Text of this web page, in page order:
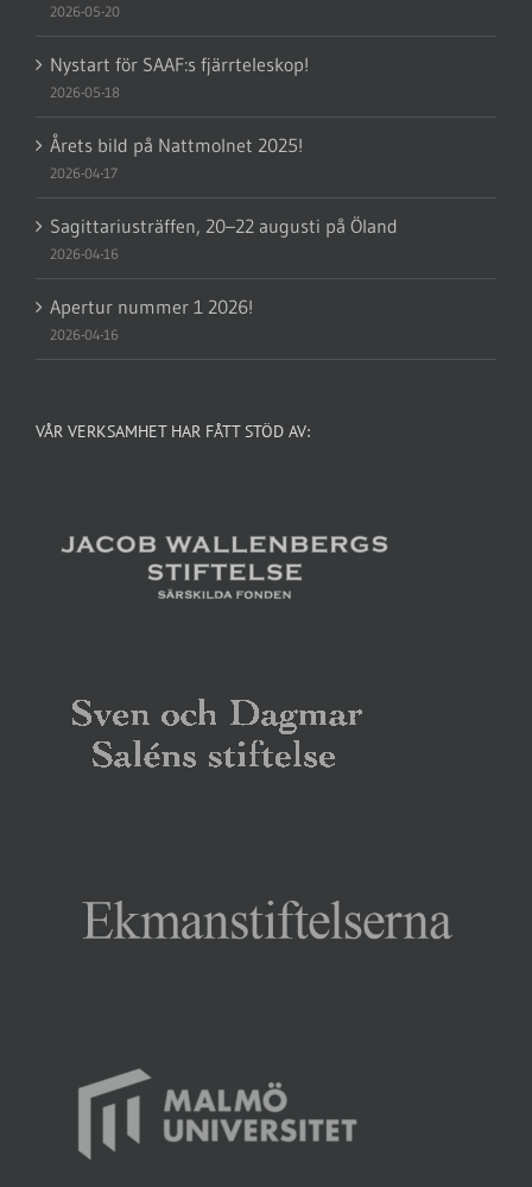
2026-05-20
Nystart för SAAF:s fjärrteleskop!
2026-05-18
Årets bild på Nattmolnet 2025!
2026-04-17
Sagittariusträffen, 20–22 augusti på Öland
2026-04-16
Apertur nummer 1 2026!
2026-04-16
VÅR VERKSAMHET HAR FÅTT STÖD AV: